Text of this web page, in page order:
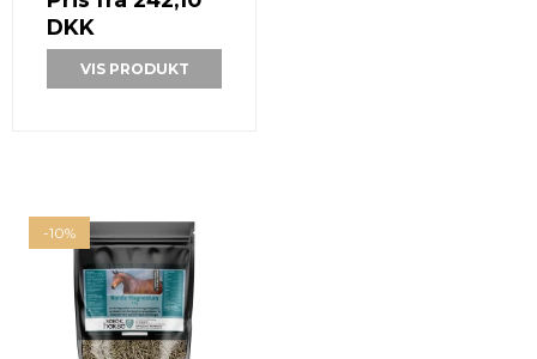
DKK
VIS PRODUKT
-10%